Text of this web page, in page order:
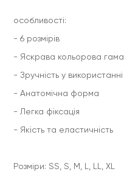
особливості:
- 6 розмірів
- Яскрава кольорова гама
- Зручність у використанні
- Анатомічна форма
- Легка фіксація
- Якість та еластичність
Розміри: SS, S, M, L, LL, XL